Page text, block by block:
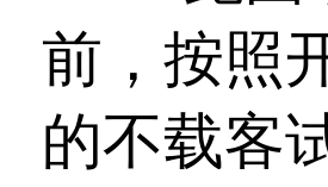
前，按照
的不载客